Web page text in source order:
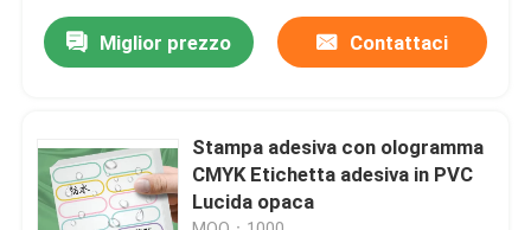
Confezione di tubi di carta
Stampa del libretto di istruzioni
Scatole stampate a colori
Miglior prezzo Contattaci
Stampa adesiva con ologramma
CMYK Etichetta adesiva in PVC
Lucida opaca